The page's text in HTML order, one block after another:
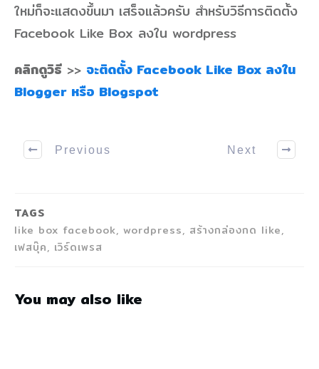
ใหม่ก็จะแสดงขึ้นมา เสร็จแล้วครับ สำหรับวิธีการติดตั้ง
Facebook Like Box ลงใน wordpress
คลิกดูวิธี >> จะติดตั้ง Facebook Like Box ลงใน
Blogger หรือ Blogspot
Previous Next
TAGS
like box facebook, wordpress, สร้างกล่องกด like,
เฟสบุ๊ค, เวิร์ดเพรส
You may also like